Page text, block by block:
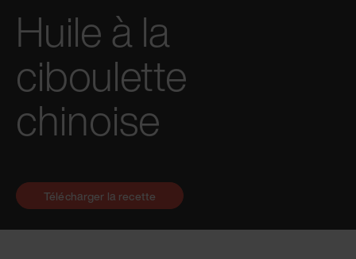
Huile à la
ciboulette
chinoise
Télécharger la recette